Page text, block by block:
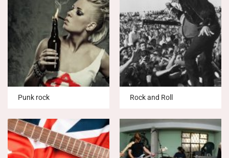
Punk rock Rock and Roll